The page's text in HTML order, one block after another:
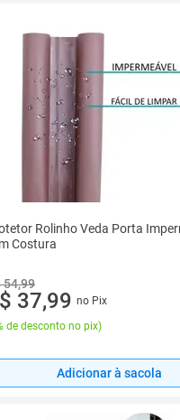
Rolinho Veda Porta
Costura
54,99
37,99 no Pix
de desconto no pix)
Adicionar à sacola